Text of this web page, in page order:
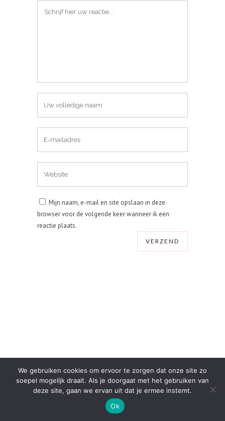
Mijn naam, e-mail en site opslaan in deze
browser voor de volgende keer wanneer ik een
reactie plaats.
We gebruiken cookies om ervoor te zorgen dat onze site zo
soepel mogelijk draait. Als je doorgaat met het gebruiken van
deze site, gaan we ervan uit dat je ermee instemt.
Ok